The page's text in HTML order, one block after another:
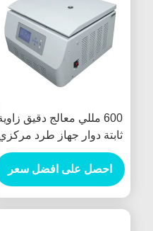
600 مللي معالج دقيق زاوية
ثابتة دوار جهاز طرد مركزي
عالي السرعة 18500 لفة /
دقيقة
احصل على افضل سعر